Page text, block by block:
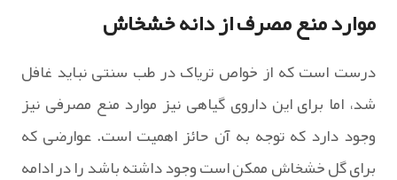
موارد منع مصرف از دانه خشخاش
درست است که از خواص تریاک در طب سنتی نباید غافل
شد، اما برای این داروی گیاهی نیز موارد منع مصرفی نیز
وجود دارد که توجه به آن حائز اهمیت است. عوارضی که
برای گل خشخاش ممکن است وجود داشته باشد را در ادامه